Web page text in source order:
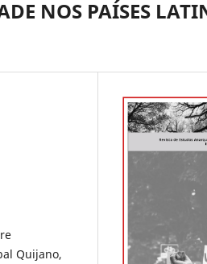
NOS PAÍSES
Quijano,